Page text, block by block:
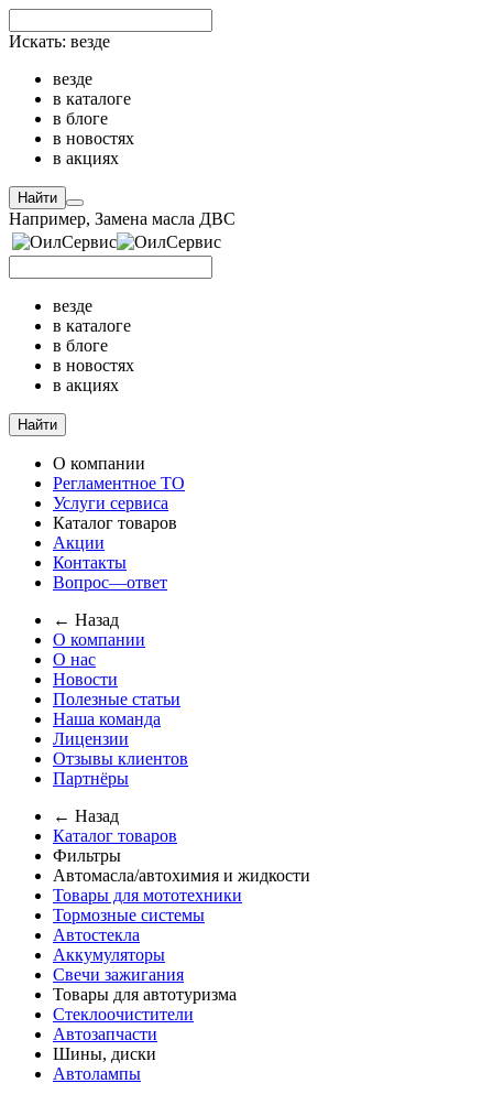
Искать: везде
везде
в каталоге
в блоге
в новостях
в акциях
Найти
Например, Замена масла ДВС
везде
в каталоге
в блоге
в новостях
в акциях
Найти
О компании
Регламентное ТО
Услуги сервиса
Каталог товаров
Акции
Контакты
Вопрос—ответ
← Назад
О компании
О нас
Новости
Полезные статьи
Наша команда
Лицензии
Отзывы клиентов
Партнёры
← Назад
Каталог товаров
Фильтры
Автомасла/автохимия и жидкости
Товары для мототехники
Тормозные системы
Автостекла
Аккумуляторы
Свечи зажигания
Товары для автотуризма
Стеклоочистители
Автозапчасти
Шины, диски
Автолампы